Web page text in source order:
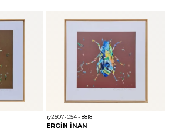
iy2507-054 - 8818
ERGİN İNAN